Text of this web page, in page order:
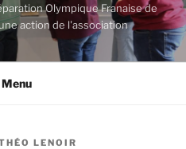
Olympique Franaise de
action de l'association
Menu
LENOIR